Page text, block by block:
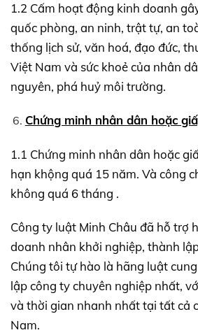
1.2 Cấm hoạt động kinh doanh
quốc phòng, an ninh, trật tự, an
thống lịch sử, văn hoá, đạo đức,
Việt Nam và sức khoẻ của nhân
nguyên, phá huỷ môi trường.
Chứng minh nhân dân hoặc
1.1 Chứng minh nhân dân hoặc
hạn khộng quá 15 năm. Và công
không quá 6 tháng .
Công ty luật Minh Châu đã hỗ trợ
doanh nhân khởi nghiệp, thành
Chúng tôi tự hào là hãng luật
lập công ty chuyên nghiệp nhất,
và thời gian nhanh nhất tại tất cả
Nam.